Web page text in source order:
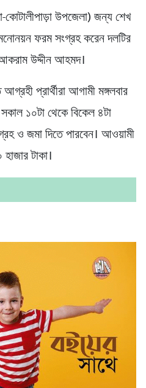
কোটালীপাড়া উপজেলা) জন্য শেখ
ফরম সংগ্রহ করেন দলটির
উদ্দীন আহমদ।
প্রার্থীরা আগামী মঙ্গলবার
১০টা থেকে বিকেল ৪টা
ও জমা দিতে পারবেন। আওয়ামী
টাকা।